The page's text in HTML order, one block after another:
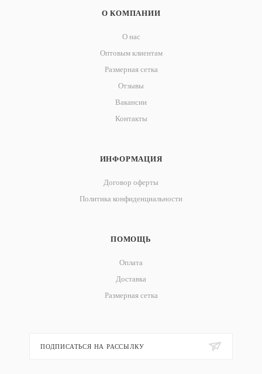
О КОМПАНИИ
О нас
Оптовым клиентам
Размерная сетка
Отзывы
Вакансии
Контакты
ИНФОРМАЦИЯ
Договор оферты
Политика конфиденциальности
ПОМОЩЬ
Оплата
Доставка
Размерная сетка
ПОДПИСАТЬСЯ НА РАССЫЛКУ